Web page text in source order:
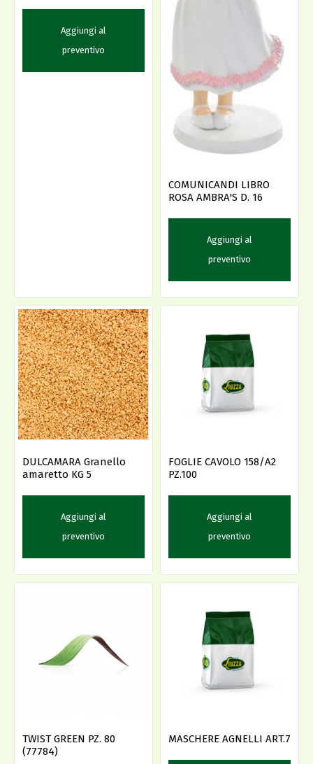
Aggiungi al
preventivo
COMUNICANDI LIBRO
ROSA AMBRA'S D. 16
Aggiungi al
preventivo
DULCAMARA Granello
amaretto KG 5
Aggiungi al
preventivo
FOGLIE CAVOLO 158/A2
PZ.100
Aggiungi al
preventivo
TWIST GREEN PZ. 80
(77784)
MASCHERE AGNELLI ART.7